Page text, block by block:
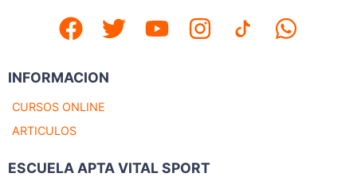
INFORMACION
CURSOS ONLINE
ARTICULOS
ESCUELA APTA VITAL SPORT